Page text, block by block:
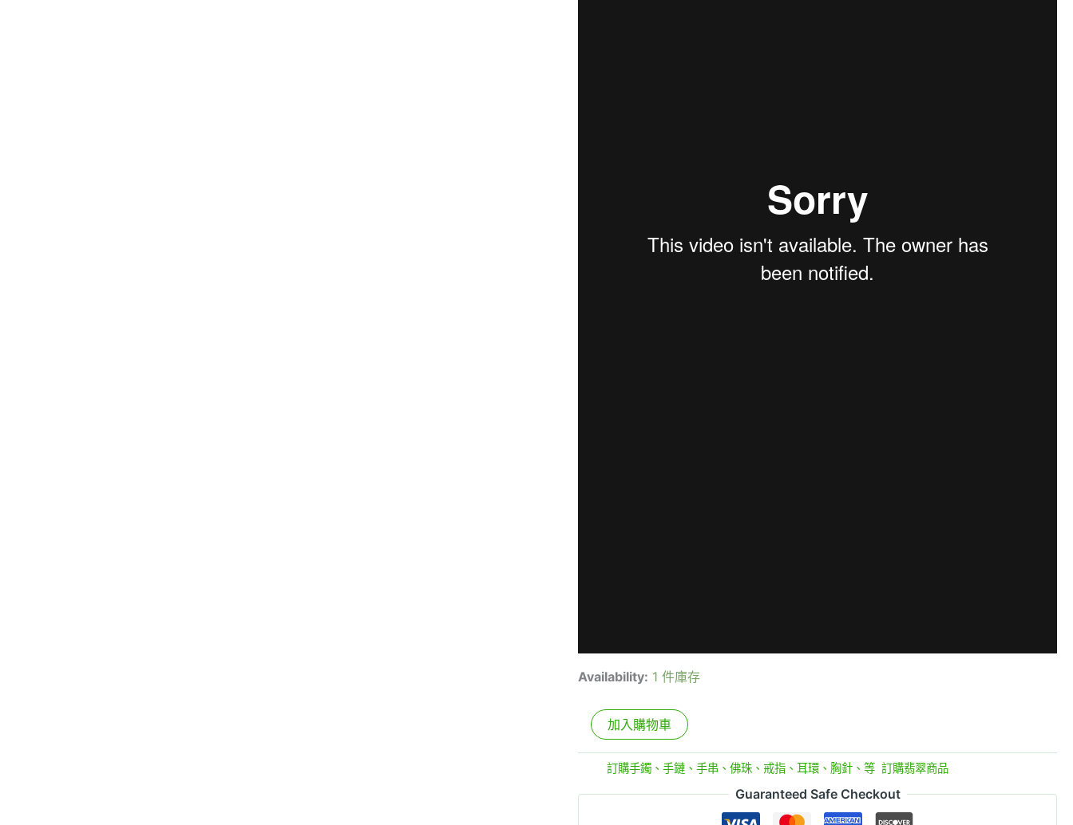
Availability: 1 件庫存
加入購物車
分類:訂購手鐲、手鏈、手串、佛珠、戒指、耳環、胸針、等 ,訂購翡翠商品
Guaranteed Safe Checkout